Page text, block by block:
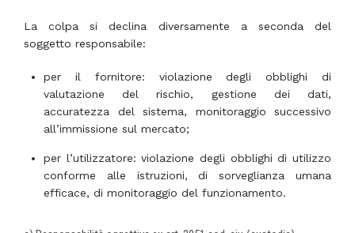
La colpa si declina diversamente a seconda del
soggetto responsabile:
per il fornitore: violazione degli obblighi di
valutazione del rischio, gestione dei dati,
accuratezza del sistema, monitoraggio successivo
all’immissione sul mercato;
per l’utilizzatore: violazione degli obblighi di utilizzo
conforme alle istruzioni, di sorveglianza umana
efficace, di monitoraggio del funzionamento.